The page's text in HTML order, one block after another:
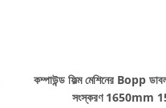
কম্পাউন্ড ফিল্ম মেশিনের Bopp
সংস্করণ 1650mm